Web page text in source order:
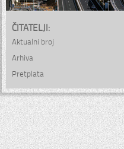
ČITATELJI:
Aktualni broj
Arhiva
Pretplata